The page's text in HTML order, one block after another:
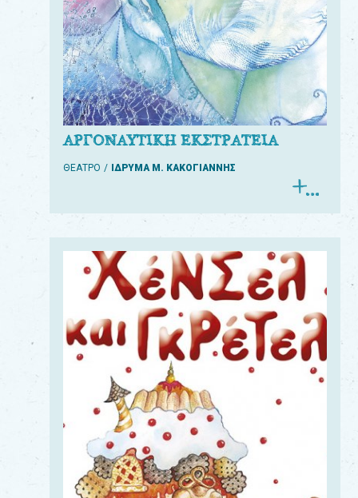
ΑΡΓΟΝΑΥΤΙΚΗ ΕΚΣΤΡΑΤΕΙΑ
ΘΕΑΤΡΟ ΙΔΡΥΜΑ Μ. ΚΑΚΟΓΙΑΝΝΗΣ